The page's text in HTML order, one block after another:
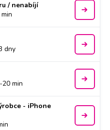
/ nenabíjí
dny
20 min
- iPhone